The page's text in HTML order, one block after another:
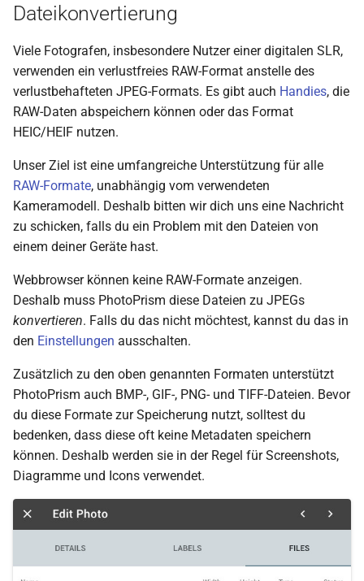
Dateikonvertierung
Viele Fotografen, insbesondere Nutzer einer digitalen SLR,
verwenden ein verlustfreies RAW-Format anstelle des
verlustbehafteten JPEG-Formats. Es gibt auch Handies, die
RAW-Daten abspeichern können oder das Format
HEIC/HEIF nutzen.
Unser Ziel ist eine umfangreiche Unterstützung für alle
RAW-Formate, unabhängig vom verwendeten
Kameramodell. Deshalb bitten wir dich uns eine Nachricht
zu schicken, falls du ein Problem mit den Dateien von
einem deiner Geräte hast.
Webbrowser können keine RAW-Formate anzeigen.
Deshalb muss PhotoPrism diese Dateien zu JPEGs
konvertieren. Falls du das nicht möchtest, kannst du das in
den Einstellungen ausschalten.
Zusätzlich zu den oben genannten Formaten unterstützt
PhotoPrism auch BMP-, GIF-, PNG- und TIFF-Dateien. Bevor
du diese Formate zur Speicherung nutzt, solltest du
bedenken, dass diese oft keine Metadaten speichern
können. Deshalb werden sie in der Regel für Screenshots,
Diagramme und Icons verwendet.